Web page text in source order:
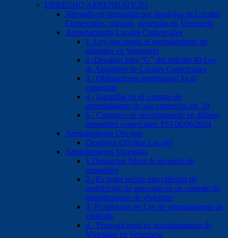
DERECHO ARRENDATICIO
Abogado en demandas por desalojos de Locales
Comerciales, oficinas, viviendas en Venezuela
Arrendamiento Locales Comerciales
1.-Ley que regula el arrendamiento de
galpones en Venezuela
2.-Desalojo letra “G” del artículo 40 Ley
de Alquileres de Locales Comerciales
3.- Obligaciones arrendatario local
comercial
4.- Garantías en el contrato de
arrendamiento de uso comercial art. 19
5.- Contratos de arrendamiento en dólares
inmuebles comerciales TSJ 06/06/2024
Arrendamiento Oficinas
Desalojos Oficinas Locales
Arrendamiento Viviendas
1-Denuncias falsas de invasión de
inmuebles
2-¿Es ilegal incluir una cláusula de
prohibición de mascotas en un contrato de
arrendamiento de vivienda?
3- Prohibicion en Ley de arrendamiento de
vivienda
4.- Prorroga legal en arrendamientos de
Viviendas en Venezuela